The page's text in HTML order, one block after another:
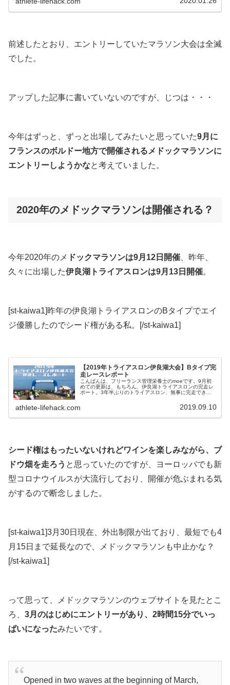
前述したとおり、 エントリーしていたマラソン大会は全滅
でした。
アップした記事に書いていないのですが、じつは・・・
今年はずっと、ずっと出場してみたいと思っていた9月に
フランスのボルドー地方で開催されるメドックマラソンに
エントリーしようかなと考えていました。
2020年のメドックマラソンは開催される？
今年2020年のメ ドックマラソンは9月12日開催 、昨年、
久々に出場した伊良湖トライアスロンは9月13日開催。
[st-kaiwa1]昨年の伊良湖トライアスロンのBタイプでエイ
ジ優勝したのでシード権がある私。[/st-kaiwa1]
【2019年トライアスロン伊良湖大会】Bタイプ完
走レースレポート
こんばんは、フリーランス管理栄養士のmoeです。9月初
めての更新は、もちろん、伊良湖トライアスロンの完走レ
ポート。3年半ぶりのトライアスロン、無事に完走できま
athlete-lifehack.com 2019.09.10
シード権はもったいないけれどワインを楽しみながら、ブ
ドウ畑を走ろう と思っていたのですが、
ヨーロッパでも新
型コロナウイルスが大流行しており、開催が危ぶまれる気
がするので断念しました。
[st-kaiwa1]3月30日現在、外出制限が出ており、最短でも4
月15日まで延長なので、メドックマラソンも中止かな？
[/st-kaiwa1]
って思って、メドックマラソンのウェブサイトを見たとこ
ろ、 3月のはじめにエントリーがあり、2時間15分でいっ
ぱいになったみたいです。
Opened in two waves at the beginning of March,